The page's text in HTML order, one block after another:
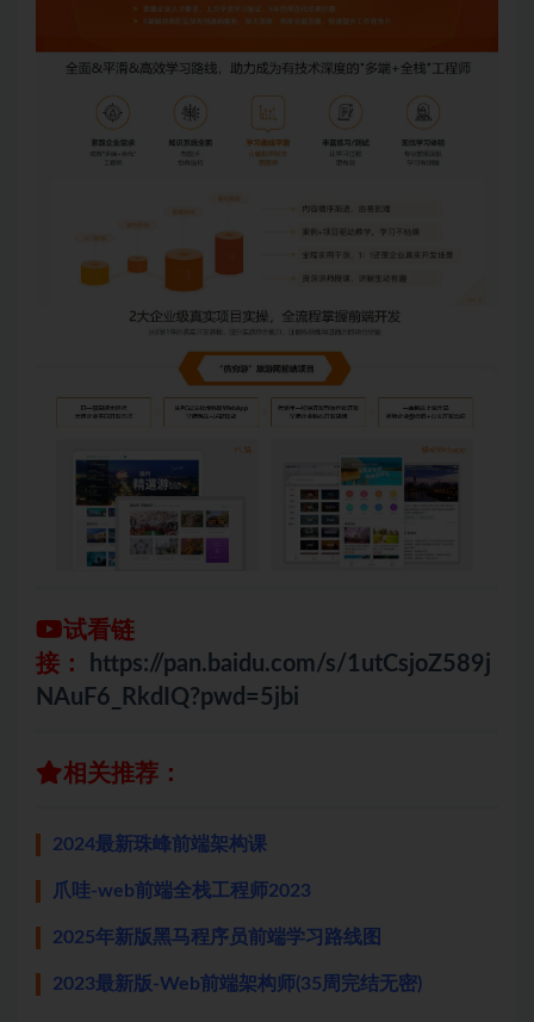
试看链
接：
https://pan.baidu.com/s/1utCsjoZ589j
NAuF6_RkdIQ?pwd=5jbi
相关推荐：
2024最新珠峰前端架构课
爪哇-web前端全栈工程师2023
2025年新版黑马程序员前端学习路线图
2023最新版-Web前端架构师(35周完结无密)